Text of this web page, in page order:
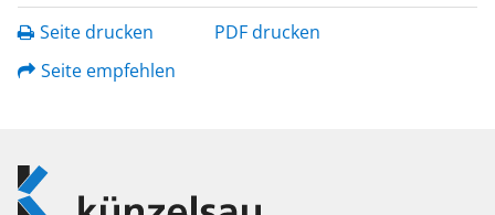
Seite drucken
PDF drucken
Seite empfehlen
Logo
Künzelsau